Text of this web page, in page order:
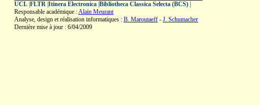
UCL FLTR Itinera Electronica Bibliotheca Classica Selecta (BCS)
Responsable académique :Alain Meurant
Analyse, design et réalisation informatiques : B. Maroutaeff - J. Schumacher
Dernière mise à jour : 6/04/2009